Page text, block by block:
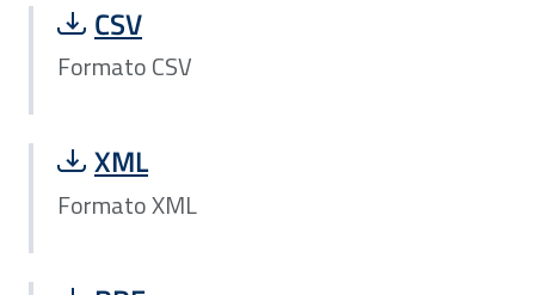
Scarica file Formato CSV:
CSV
Formato CSV
Scarica file Formato XML:
XML
Formato XML